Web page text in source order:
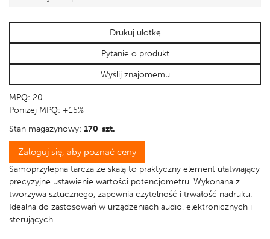
Drukuj ulotkę
Pytanie o produkt
Wyślij znajomemu
MPQ: 20
Poniżej MPQ: +15%
Stan magazynowy: 170 szt.
Zaloguj się, aby poznać ceny
Samoprzylepna tarcza ze skalą to praktyczny element ułatwiający
precyzyjne ustawienie wartości potencjometru. Wykonana z
tworzywa sztucznego, zapewnia czytelność i trwałość nadruku.
Idealna do zastosowań w urządzeniach audio, elektronicznych i
sterujących.